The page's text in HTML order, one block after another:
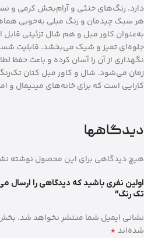
دارد. رنگ‌های خنثی و آرام‌بخش کرمی و
هر سبک چیدمان و رنگ مبلی به‌خوبی
به‌عنوان کاور مبل و هم شال تزئینی
جلوه‌ای تمیز و شیک می‌بخشد. قابلیت
نگهداری از آن را آسان کرده و باعث حفظ
زمان می‌شود. شال و کاور مبل کتان
کارایی است که برای خانه‌های مینیمال و
دیدگاهها
هیچ دیدگاهی برای این محصول نوشته
اولین نفری باشید که دیدگاهی را ارسال
تک رنگ”
نشانی ایمیل شما منتشر نخواهد شد.
شده‌اند*